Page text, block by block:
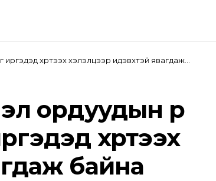
иргэдэд хүртээх хэлэлцээр идэвхтэй явагдаж
ордуудын үр
хүртээх
байна